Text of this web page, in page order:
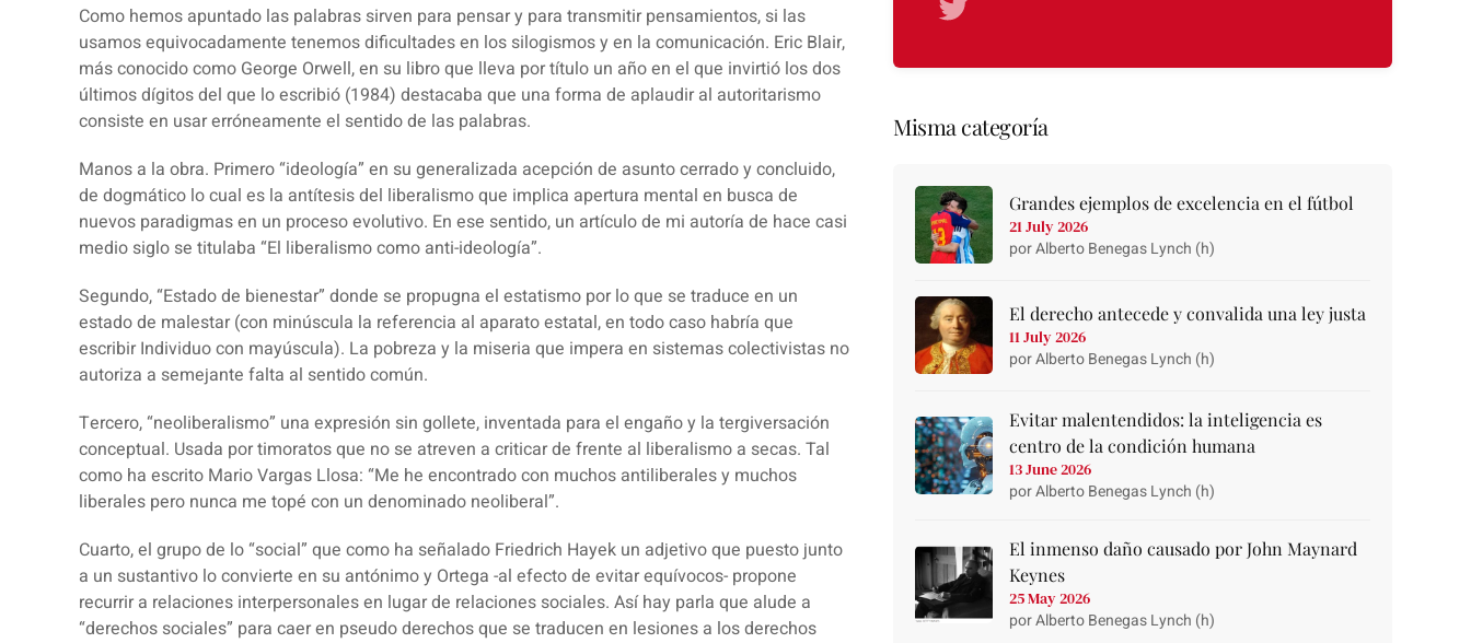
Como hemos apuntado las palabras sirven para pensary para transmitir pensamientos, si las
usamos equivocadamente tenemos dificultades en los silogismos y en la comunicación. Eric Blair,
más conocido como George Orwell, en su libro que lleva por título un año en el que invirtió los dos
últimos dígitos del que lo escribió (1984) destacaba que una forma de aplaudir al autoritarismo
consiste en usar erróneamente el sentido de las palabras.
Manos a la obra. Primero “ideología” en su generalizada acepción de asunto cerrado y concluido,
de dogmático lo cual es la antítesis del liberalismo que implica apertura mental en busca de
nuevos paradigmas en un proceso evolutivo. En ese sentido, un artículo de mi autoría de hace casi
medio siglo se titulaba “El liberalismo como anti-ideología”.
Segundo, “Estado de bienestar” donde se propugna el estatismo por lo que se traduce en un
estado de malestar (con minúscula la referencia al aparato estatal, en todo caso habría que
escribir Individuo con mayúscula). La pobreza y la miseria que impera en sistemas colectivistas no
autoriza a semejante falta al sentido común.
Tercero, “neoliberalismo” una expresión sin gollete, inventada para el engaño y la tergiversación
conceptual. Usada por timoratos que no se atreven a criticar de frente al liberalismo a secas. Tal
como ha escrito Mario Vargas Llosa: “Me he encontrado con muchos antiliberales y muchos
liberales pero nunca me topé con un denominado neoliberal”.
Cuarto, el grupo de lo “social” que como ha señalado Friedrich Hayek un adjetivo que puesto junto
a un sustantivo lo convierte en su antónimo y Ortega -al efecto de evitar equívocos- propone
recurrir a relaciones interpersonales en lugar de relaciones sociales. Así hay parla que alude a
“derechos sociales” para caer en pseudo derechos que se traducen en lesiones a los derechos
Misma categoría
Grandes ejemplos de excelencia en el fútbol
21 July 2026
por Alberto Benegas Lynch (h)
El derecho antecede y convalida una ley justa
11 July 2026
por Alberto Benegas Lynch (h)
Evitar malentendidos: la inteligencia es
centro de la condición humana
13 June 2026
por Alberto Benegas Lynch (h)
El inmenso daño causado por John Maynard
Keynes
25 May 2026
por Alberto Benegas Lynch (h)